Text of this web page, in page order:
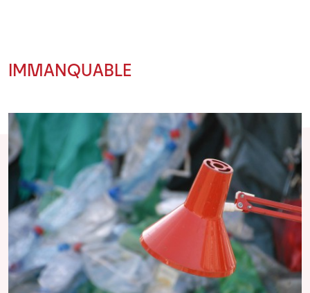
IMMANQUABLE